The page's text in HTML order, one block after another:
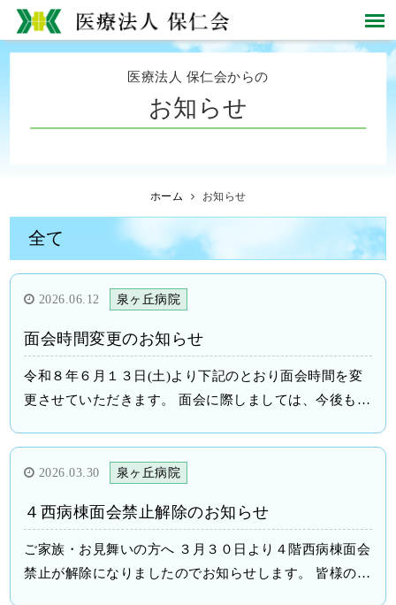
医療法人 保仁会からの
お知らせ
ホーム お知らせ
全て
2026.06.12 泉ヶ丘病院
面会時間変更のお知らせ
令和８年６月１３日(土)より下記のとおり面会時間を変
更させていただきます。 面会に際しましては、今後も当
毒のご協力をお願いいたします。 【面会時間】 平
日・土曜・日曜・祝日 １３：００～１７：００ ●３
人まで ※それ以上の場合は分散面会 【留意事項】 ・
１週間以内に発熱や感冒症状のない方、当日体調不良の
ない方 ・面会簿の記入 ・入室前に必ずスタッフにお声
2026.03.30 泉ヶ丘病院
４西病棟面会禁止解除のお知らせ
ご家族・お見舞いの方へ ３月３０日より４階西病棟面会
禁止が解除になりましたのでお知らせします。 皆様のご